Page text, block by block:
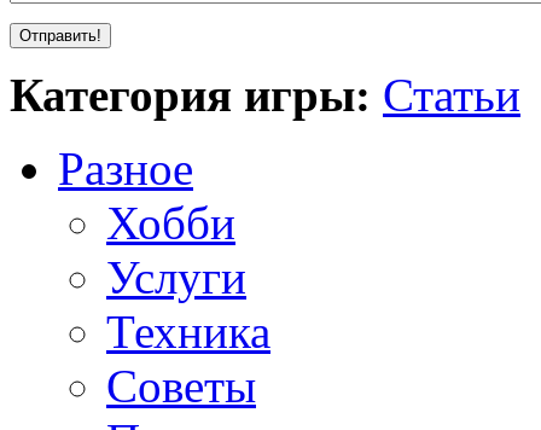
Категория игры: Статьи
Разное
Хобби
Услуги
Техника
Советы